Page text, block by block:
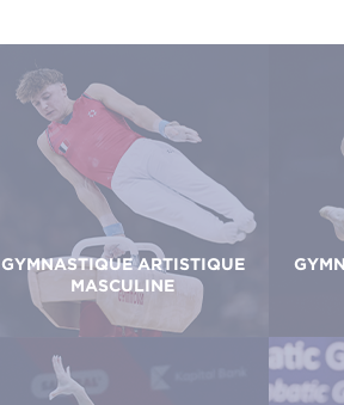
GYMNASTIQUE ARTISTIQUE
MASCULINE